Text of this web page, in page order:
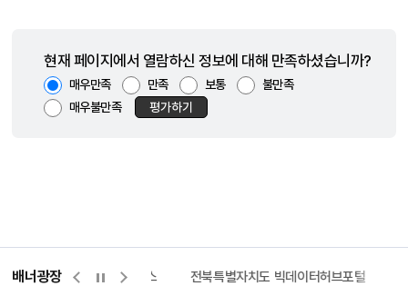
현재 페이지에서 열람하신 정보에 대해 만족하셨습니까?
매우만족 만족 보통
불만족
매우불만족
평가하기
배너광장
량바로처리센터 위택스 전북특별자치도 빅데이터허브포털